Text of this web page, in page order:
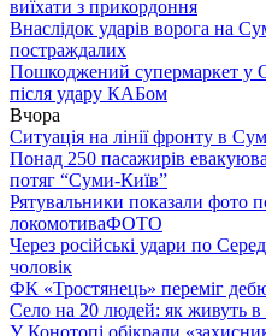
виїхати з прикордоння
Внаслідок ударів ворога на
постраждалих
Пошкоджений супермаркет у
після удару КАБом
Вчора
Ситуація на лінії фронту в
Понад 250 пасажирів
потяг “Суми-Київ”
Рятувальники показали
локомотиваФОТО
Через російські удари по
чоловік
ФК «Тростянець» переміг
Село на 20 людей: як живуть
У Конотопі обікрали